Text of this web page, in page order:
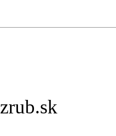
zrub.sk